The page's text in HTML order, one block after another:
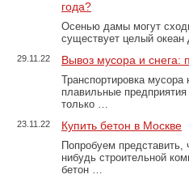
года?
Осенью дамы могут
существует целый
29.11.22 Вывоз мусора и
Транспортировка
плавильные
только …
23.11.22 Купить бетон в Москве
Попробуем представить,
нибудь строительной
бетон …